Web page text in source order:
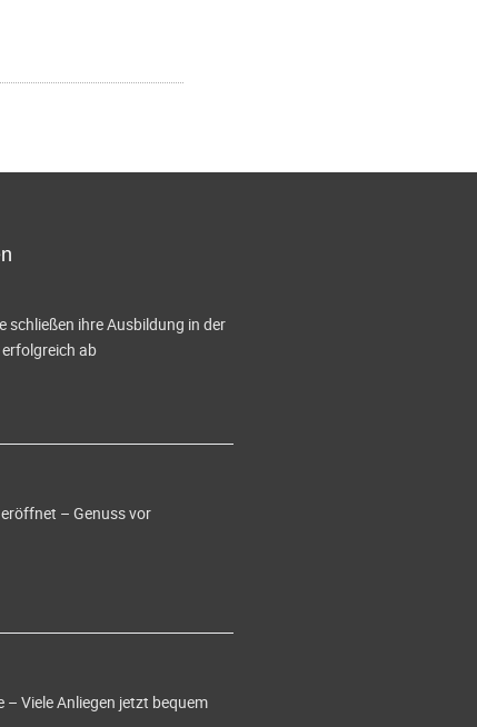
schließen ihre Ausbildung in der
ab
– Genuss vor
Viele Anliegen jetzt bequem